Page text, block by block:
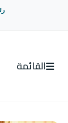
القائمة